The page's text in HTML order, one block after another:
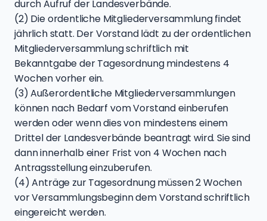
durch Aufruf der Landesverbände.
(2) Die ordentliche Mitgliederversammlung findet
jährlich statt. Der Vorstand lädt zu der ordentlichen
Mitgliederversammlung schriftlich mit
Bekanntgabe der Tagesordnung mindestens 4
Wochen vorher ein.
(3) Außerordentliche Mitgliederversammlungen
können nach Bedarf vom Vorstand einberufen
werden oder wenn dies von mindestens einem
Drittel der Landesverbände beantragt wird. Sie sind
dann innerhalb einer Frist von 4 Wochen nach
Antragsstellung einzuberufen.
(4) Anträge zur Tagesordnung müssen 2 Wochen
vor Versammlungsbeginn dem Vorstand schriftlich
eingereicht werden.